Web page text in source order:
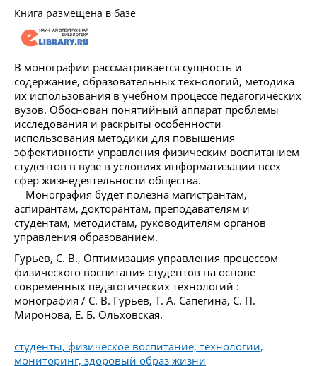
Книга размещена в базе
В монографии рассматривается сущность и
содержание, образовательных технологий, методика
их использования в учебном процессе педагогических
вузов. Обоснован понятийный аппарат проблемы
исследования и раскрыты особенности
использования методики для повышения
эффективности управления физическим воспитанием
студентов в вузе в условиях информатизации всех
сфер жизнедеятельности общества.
Монография будет полезна магистрантам,
аспирантам, докторантам, преподавателям и
студентам, методистам, руководителям органов
управления образованием.
Гурьев, С. В., Оптимизация управления процессом
физического воспитания студентов на основе
современных педагогических технологий :
монография / С. В. Гурьев, Т. А. Сапегина, С. П.
Миронова, Е. Б. Ольховская.
студенты, физическое воспитание, технологии,
мониторинг, здоровый образ жизни